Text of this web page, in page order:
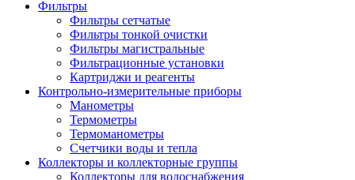
Фильтры
Фильтры сетчатые
Фильтры тонкой очистки
Фильтры магистральные
Фильтрационные установки
Картриджи и реагенты
Контрольно-измерительные приборы
Манометры
Термометры
Термоманометры
Счетчики воды и тепла
Коллекторы и коллекторные группы
Коллекторы для водоснабжения